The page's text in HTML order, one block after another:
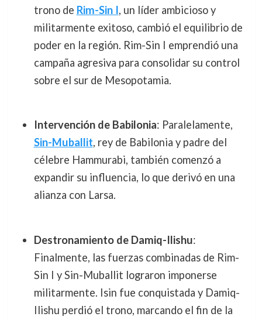
trono de Rim-Sin I, un líder ambicioso y
militarmente exitoso, cambió el equilibrio de
poder en la región. Rim-Sin I emprendió una
campaña agresiva para consolidar su control
sobre el sur de Mesopotamia.
Intervención de Babilonia: Paralelamente,
Sin-Muballit, rey de Babilonia y padre del
célebre Hammurabi, también comenzó a
expandir su influencia, lo que derivó en una
alianza con Larsa.
Destronamiento de Damiq-Ilishu:
Finalmente, las fuerzas combinadas de Rim-
Sin I y Sin-Muballit lograron imponerse
militarmente. Isin fue conquistada y Damiq-
Ilishu perdió el trono, marcando el fin de la